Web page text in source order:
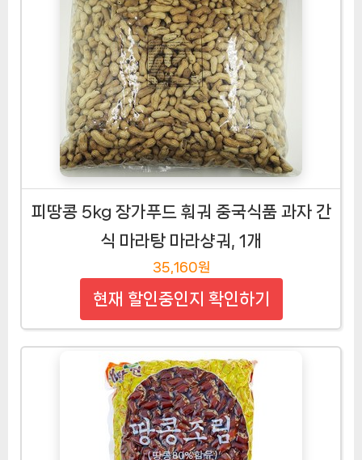
피땅콩 5kg 장가푸드 훠궈 중국식품 과자 간
식 마라탕 마라샹궈, 1개
35,160원
현재 할인중인지 확인하기